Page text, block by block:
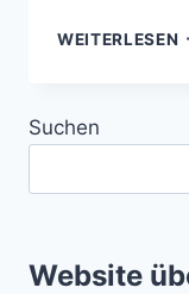
WEITERLESEN
Suchen
Website